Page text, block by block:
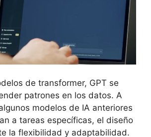
de transformer, GPT se
patrones en los datos. A
modelos de IA anteriores
a tareas específicas, el diseño
la flexibilidad y adaptabilidad.